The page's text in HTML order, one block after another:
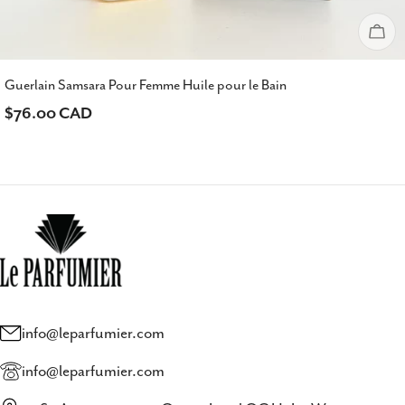
Guerlain Samsara Pour Femme Huile pour le Bain
Prix
$76.00 CAD
info@leparfumier.com
info@leparfumier.com